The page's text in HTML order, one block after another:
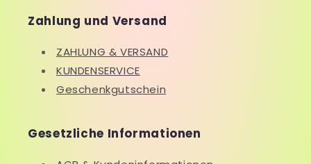
Zahlung und Versand
ZAHLUNG & VERSAND
KUNDENSERVICE
Geschenkgutschein
Gesetzliche Informationen